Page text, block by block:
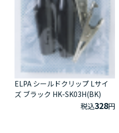
ELPA シールドクリップ Lサイ
ズ ブラック HK-SK03H(BK)
税込328円